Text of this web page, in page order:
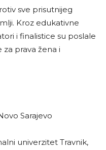
sve prisutnijeg
Kroz edukativne
i finalistice su poslale
prava žena i
Sarajevo
univerzitet Travnik,